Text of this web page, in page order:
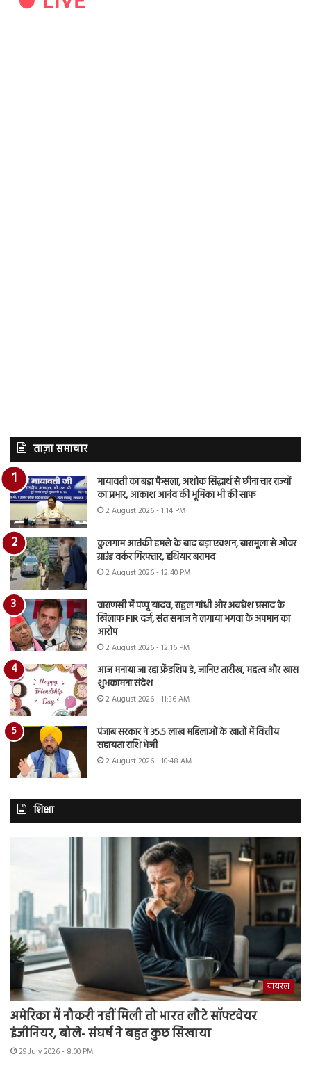
ताज़ा समाचार
मायावती का बड़ा फैसला, अशोक सिद्धार्थ से छीना चार राज्यों
का प्रभार, आकाश आनंद की भूमिका भी की साफ
2 August 2026 - 1:14 PM
कुलगाम आतंकी हमले के बाद बड़ा एक्शन, बारामूला से ओवर
ग्राउंड वर्कर गिरफ्तार, हथियार बरामद
2 August 2026 - 12:40 PM
वाराणसी में पप्पू यादव, राहुल गांधी और अवधेश प्रसाद के
खिलाफ FIR दर्ज, संत समाज ने लगाया भगवा के अपमान का
आरोप
2 August 2026 - 12:16 PM
आज मनाया जा रहा फ्रेंडशिप डे, जानिए तारीख, महत्व और खास
शुभकामना संदेश
2 August 2026 - 11:36 AM
पंजाब सरकार ने 35.5 लाख महिलाओं के खातों में वित्तीय
सहायता राशि भेजी
2 August 2026 - 10:48 AM
शिक्षा
वायरल
अमेरिका में नौकरी नहीं मिली तो भारत लौटे सॉफ्टवेयर
इंजीनियर, बोले- संघर्ष ने बहुत कुछ सिखाया
29 July 2026 - 8:00 PM